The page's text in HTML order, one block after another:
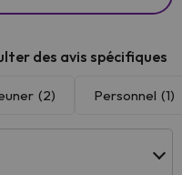
des avis spécifiques
(2) Personnel (1)